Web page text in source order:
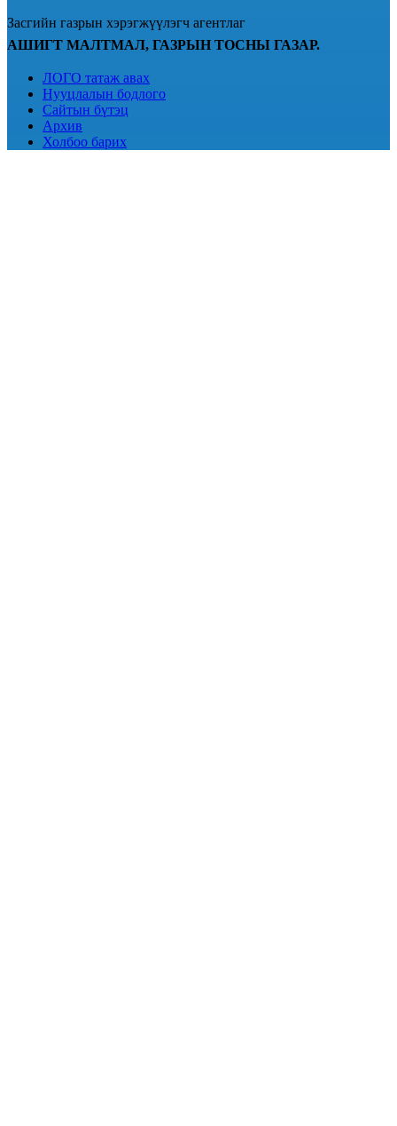
Засгийн газрын хэрэгжүүлэгч агентлаг
АШИГТ МАЛТМАЛ, ГАЗРЫН ТОСНЫ ГАЗАР.
ЛОГО татаж авах
Нууцлалын бодлого
Сайтын бүтэц
Архив
Холбоо барих